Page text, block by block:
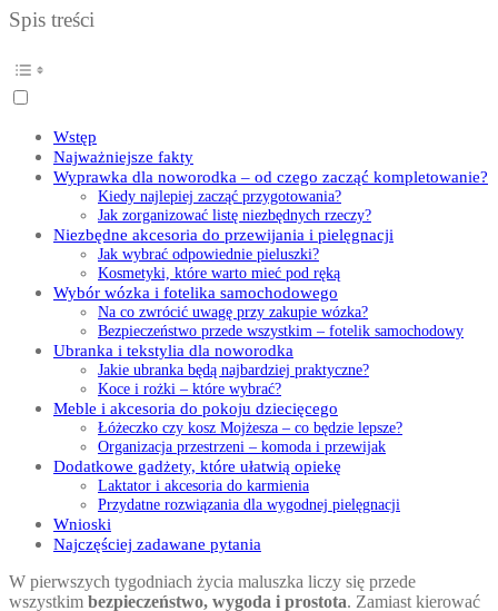
Spis treści
Wstęp
Najważniejsze fakty
Wyprawka dla noworodka – od czego zacząć kompletowanie?
Kiedy najlepiej zacząć przygotowania?
Jak zorganizować listę niezbędnych rzeczy?
Niezbędne akcesoria do przewijania i pielęgnacji
Jak wybrać odpowiednie pieluszki?
Kosmetyki, które warto mieć pod ręką
Wybór wózka i fotelika samochodowego
Na co zwrócić uwagę przy zakupie wózka?
Bezpieczeństwo przede wszystkim – fotelik samochodowy
Ubranka i tekstylia dla noworodka
Jakie ubranka będą najbardziej praktyczne?
Koce i rożki – które wybrać?
Meble i akcesoria do pokoju dziecięcego
Łóżeczko czy kosz Mojżesza – co będzie lepsze?
Organizacja przestrzeni – komoda i przewijak
Dodatkowe gadżety, które ułatwią opiekę
Laktator i akcesoria do karmienia
Przydatne rozwiązania dla wygodnej pielęgnacji
Wnioski
Najczęściej zadawane pytania
W pierwszych tygodniach życia maluszka liczy się przede
wszystkim bezpieczeństwo, wygoda i prostota. Zamiast kierować